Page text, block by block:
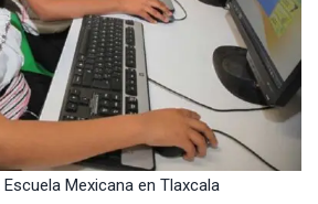
Mexicana en Tlaxcala